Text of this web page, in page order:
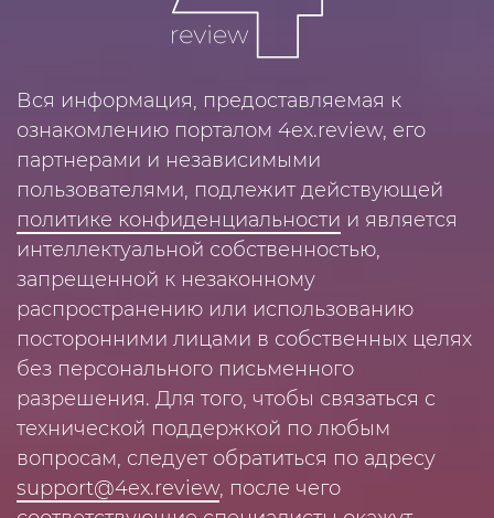
Вся информация, предоставляемая к
ознакомлению порталом 4ex.review, его
партнерами и независимыми
пользователями, подлежит действующей
политике конфиденциальности и является
интеллектуальной собственностью,
запрещенной к незаконному
распространению или использованию
посторонними лицами в собственных целях
без персонального письменного
разрешения. Для того, чтобы связаться с
технической поддержкой по любым
вопросам, следует обратиться по адресу
support@4ex.review, после чего